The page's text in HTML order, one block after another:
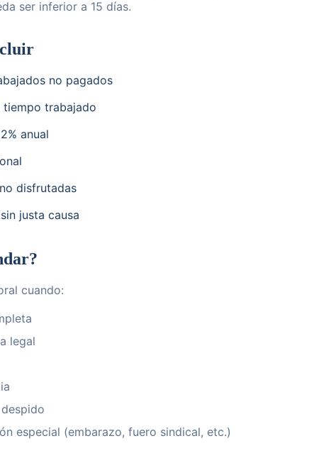
ser inferior a 15 días.
no pagados
tiempo trabajado
anual
disfrutadas
justa causa
cuando:
legal
especial (embarazo, fuero sindical, etc.)